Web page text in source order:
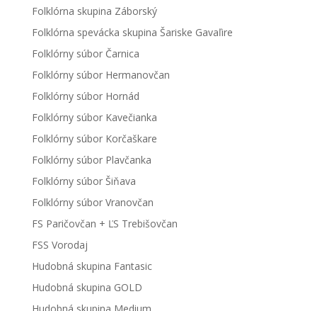
Folklórna skupina Záborský
Folklórna spevácka skupina Šariske Gavaľire
Folklórny súbor Čarnica
Folklórny súbor Hermanovčan
Folklórny súbor Hornád
Folklórny súbor Kavečianka
Folklórny súbor Korčaškare
Folklórny súbor Plavčanka
Folklórny súbor Šiňava
Folklórny súbor Vranovčan
FS Paričovčan + ĽS Trebišovčan
FSS Vorodaj
Hudobná skupina Fantasic
Hudobná skupina GOLD